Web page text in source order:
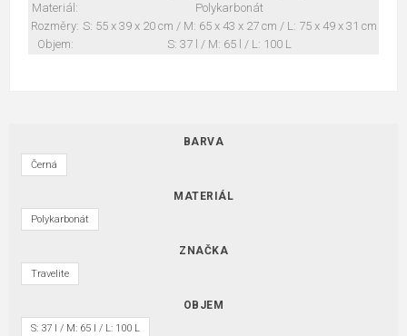
Materiál:
Polykarbonát
Rozměry: S: 55 x 39 x 20 cm / M: 65 x 43 x 27 cm / L: 75 x 49 x 31 cm
Objem:
S: 37 l / M: 65 l / L: 100 L
BARVA
Černá
MATERIÁL
Polykarbonát
ZNAČKA
Travelite
OBJEM
S: 37 l / M: 65 l / L: 100 L